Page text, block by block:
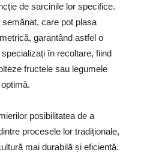
de sarcinile lor specifice.
care pot plasa
garantând astfel o
în recoltare, fiind
fructele sau legumele
posibilitatea de a
procesele lor tradiționale,
mai durabilă și eficientă.